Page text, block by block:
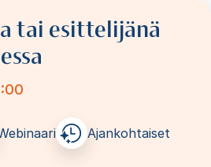
tai esittelijänä
Ajankohtaiset